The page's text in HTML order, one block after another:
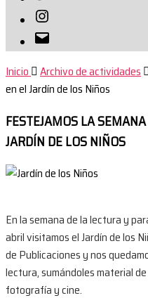
Instagram
Correo
electrónico
Inicio Archivo de actividades
en el Jardín de los Niños
FESTEJAMOS LA
JARDÍN DE LOS NIÑOS
En la semana de la lectura y
abril visitamos el Jardín de los
de Publicaciones y nos
lectura, sumándoles material
fotografía y cine.